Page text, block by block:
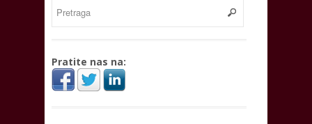
Pratite nas na: